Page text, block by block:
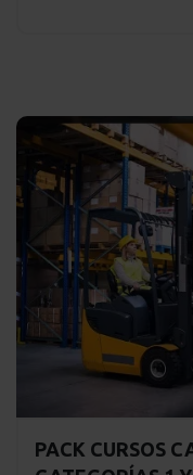
PACK CURSOS